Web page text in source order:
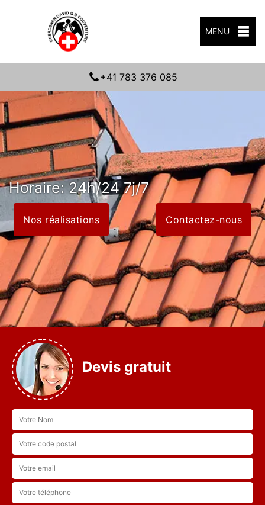
MENU
+41 783 376 085
Horaire: 24h/24 7j/7
Nos réalisations Contactez-nous
Devis gratuit